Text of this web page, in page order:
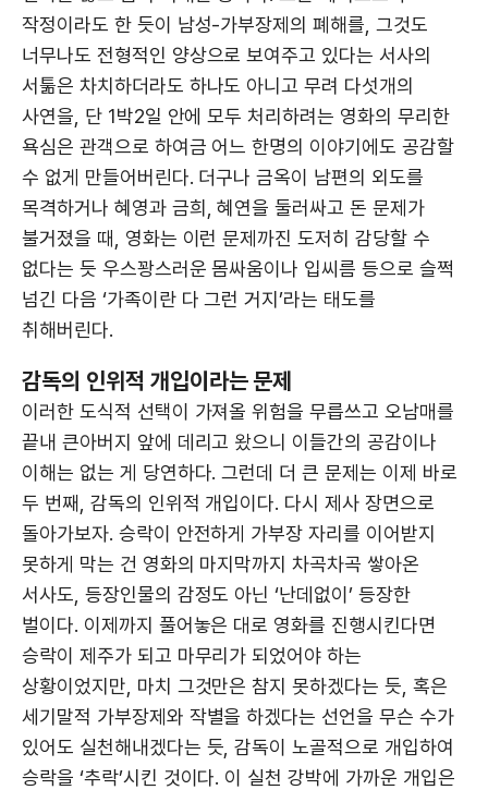
작정이라도 한 듯이 남성-가부장제의 폐해를, 그것도
너무나도 전형적인 양상으로 보여주고 있다는 서사의
서툶은 차치하더라도 하나도 아니고 무려 다섯개의
사연을, 단 1박2일 안에 모두 처리하려는 영화의 무리한
욕심은 관객으로 하여금 어느 한명의 이야기에도 공감할
수 없게 만들어버린다. 더구나 금옥이 남편의 외도를
목격하거나 혜영과 금희, 혜연을 둘러싸고 돈 문제가
불거졌을 때, 영화는 이런 문제까진 도저히 감당할 수
없다는 듯 우스꽝스러운 몸싸움이나 입씨름 등으로 슬쩍
넘긴 다음 ‘가족이란 다 그런 거지’라는 태도를
취해버린다.
감독의 인위적 개입이라는 문제
이러한 도식적 선택이 가져올 위험을 무릅쓰고 오남매를
끝내 큰아버지 앞에 데리고 왔으니 이들간의 공감이나
이해는 없는 게 당연하다. 그런데 더 큰 문제는 이제 바로
두 번째, 감독의 인위적 개입이다. 다시 제사 장면으로
돌아가보자. 승락이 안전하게 가부장 자리를 이어받지
못하게 막는 건 영화의 마지막까지 차곡차곡 쌓아온
서사도, 등장인물의 감정도 아닌 ‘난데없이’ 등장한
벌이다. 이제까지 풀어놓은 대로 영화를 진행시킨다면
승락이 제주가 되고 마무리가 되었어야 하는
상황이었지만, 마치 그것만은 참지 못하겠다는 듯, 혹은
세기말적 가부장제와 작별을 하겠다는 선언을 무슨 수가
있어도 실천해내겠다는 듯, 감독이 노골적으로 개입하여
승락을 ‘추락’시킨 것이다. 이 실천 강박에 가까운 개입은